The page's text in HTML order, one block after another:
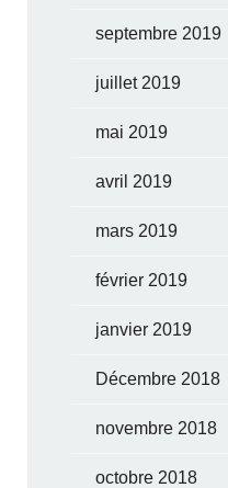
septembre 2019
juillet 2019
mai 2019
avril 2019
mars 2019
février 2019
janvier 2019
Décembre 2018
novembre 2018
octobre 2018